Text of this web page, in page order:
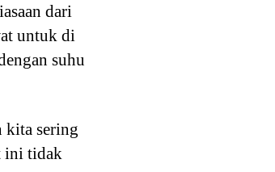
dari
untuk di
suhu
kita sering
ini tidak